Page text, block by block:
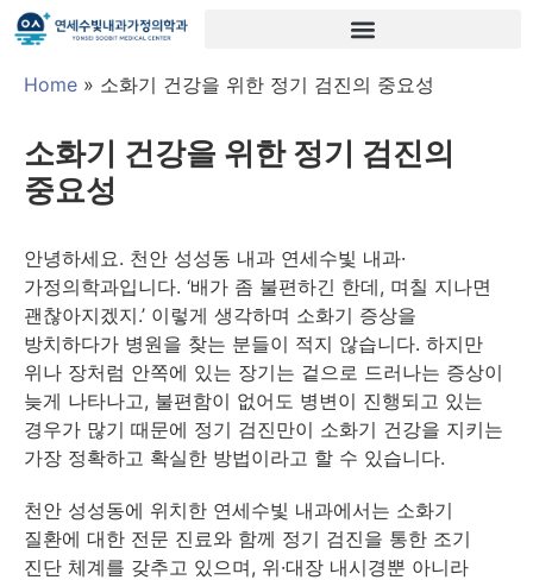
Home » 소화기 건강을 위한 정기 검진의 중요성
소화기 건강을 위한 정기 검진의
중요성
안녕하세요. 천안 성성동 내과 연세수빛 내과·
가정의학과입니다. ‘배가 좀 불편하긴 한데, 며칠 지나면
괜찮아지겠지.’ 이렇게 생각하며 소화기 증상을
방치하다가 병원을 찾는 분들이 적지 않습니다. 하지만
위나 장처럼 안쪽에 있는 장기는 겉으로 드러나는 증상이
늦게 나타나고, 불편함이 없어도 병변이 진행되고 있는
경우가 많기 때문에 정기 검진만이 소화기 건강을 지키는
가장 정확하고 확실한 방법이라고 할 수 있습니다.
천안 성성동에 위치한 연세수빛 내과에서는 소화기
질환에 대한 전문 진료와 함께 정기 검진을 통한 조기
진단 체계를 갖추고 있으며, 위·대장 내시경뿐 아니라